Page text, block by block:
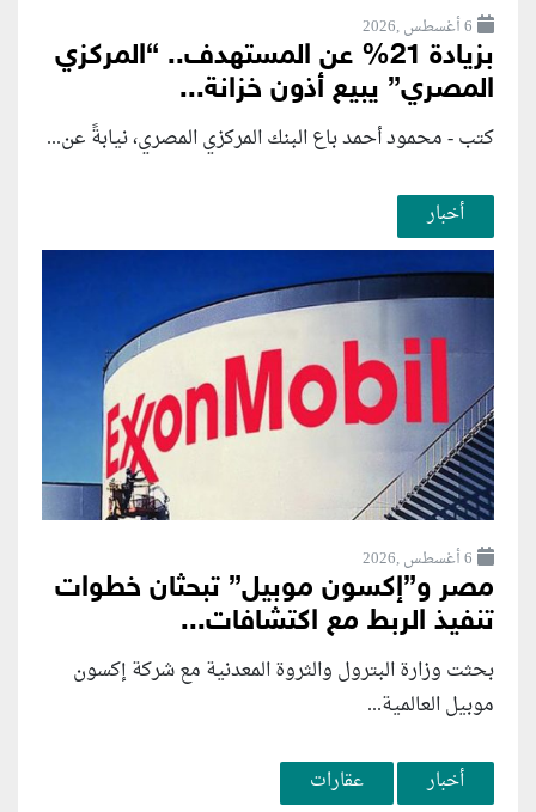
6 أغسطس ,2026
بزيادة 21% عن المستهدف.. “المركزي
المصري” يبيع أذون خزانة...
كتب - محمود أحمد باع البنك المركزي المصري، نيابةً عن...
أخبار
6 أغسطس ,2026
مصر و”إكسون موبيل” تبحثان خطوات
تنفيذ الربط مع اكتشافات...
بحثت وزارة البترول والثروة المعدنية مع شركة إكسون
موبيل العالمية...
أخبار عقارات